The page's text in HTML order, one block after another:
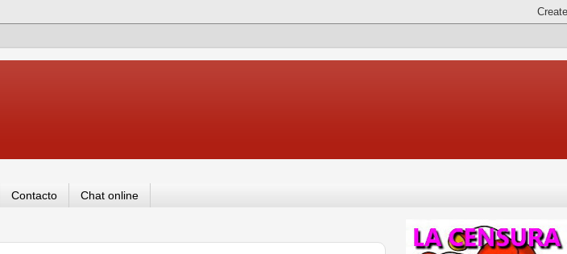
Contacto Chat online